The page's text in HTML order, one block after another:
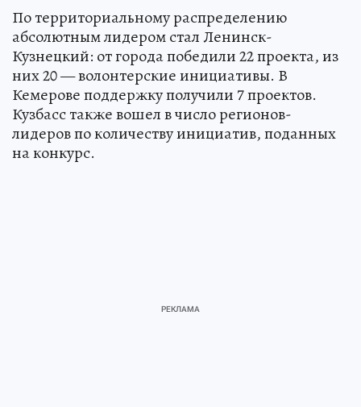
По территориальному распределению
абсолютным лидером стал Ленинск-
Кузнецкий: от города победили 22 проекта, из
них 20 — волонтерские инициативы. В
Кемерове поддержку получили 7 проектов.
Кузбасс также вошел в число регионов-
лидеров по количеству инициатив, поданных
на конкурс.